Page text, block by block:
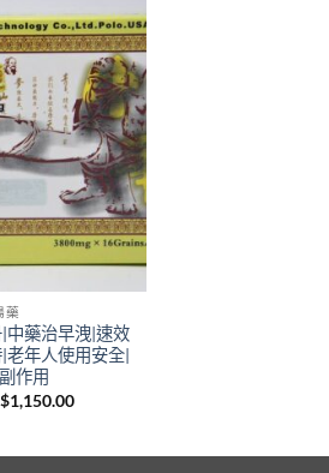
藥
中藥治早洩|速效
老年人使用安全|
作用
$1,150.00Price